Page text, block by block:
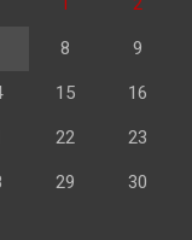
8 9
15 16
22 23
29 30